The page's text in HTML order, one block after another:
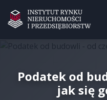
Podatek od
jak się